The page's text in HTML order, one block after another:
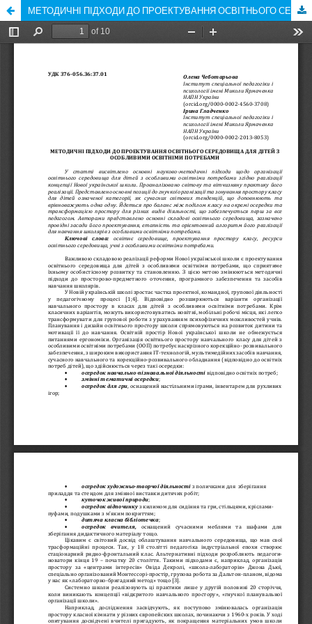
МЕТОДИЧНІ ПІДХОДИ ДО ПРОЕКТУВАННЯ ОСВІТНЬОГО СЕРЕДОВИЩА ДЛЯ ДІТЕЙ З ОСОБЛИВИМИ ОСВІТНІМИ ПОТРЕБАМИ